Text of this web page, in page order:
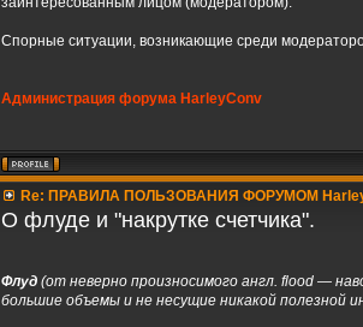
Спорные ситуации, возникающие среди
Администрация форума HarleyConv
Re: ПРАВИЛА ПОЛЬЗОВАНИЯ ФОРУМОМ
О флуде и "накрутке счетчика".
Флуд (от неверно произносимого англ. flood —
большие объемы и не несущие никакой полезной